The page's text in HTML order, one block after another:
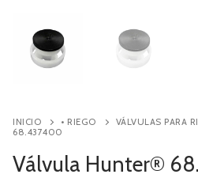
INICIO • RIEGO VÁLVULAS PARA
68.437400
Válvula Hunter®